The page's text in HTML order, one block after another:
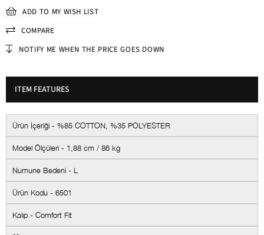
ADD TO MY WISH LIST
COMPARE
NOTIFY ME WHEN THE PRICE GOES DOWN
ITEM FEATURES
Ürün İçeriği - %85 COTTON, %35 POLYESTER
Model Ölçüleri - 1,88 cm / 86 kg
Numune Bedeni - L
Ürün Kodu - 6501
Kalıp - Comfort Fit